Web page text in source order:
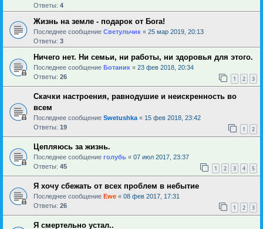
Ответы: 4
Жизнь на земле - подарок от Бога!
Последнее сообщение Светульчик « 25 мар 2019, 20:13
Ответы: 3
Ничего нет. Ни семьи, ни работы, ни здоровья для этого.
Последнее сообщение Ботаник « 23 фев 2018, 20:34
Ответы: 26 1 2 3
Скачки настроения, равнодушие и неискренность во
всем
Последнее сообщение Swetushka « 15 фев 2018, 23:42
Ответы: 19 1 2
Цепляюсь за жизнь.
Последнее сообщение голубь « 07 июл 2017, 23:37
Ответы: 45 1 2 3 4 5
Я хочу сбежать от всех проблем в небытие
Последнее сообщение Ewe « 08 фев 2017, 17:31
Ответы: 26 1 2 3
Я смертельно устал..